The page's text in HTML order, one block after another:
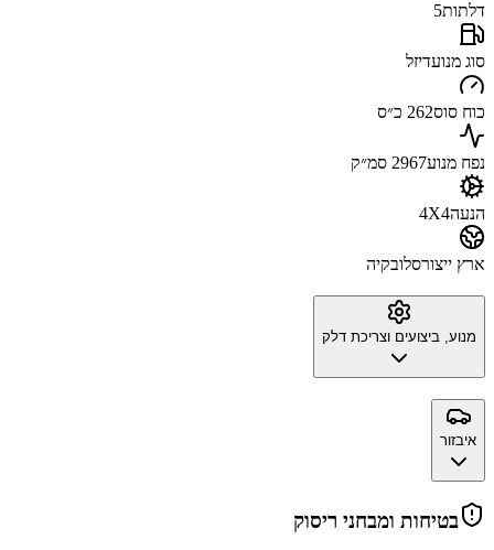
דלתות5
סוג מנועדיזל
כוח סוס262 כ״ס
נפח מנוע2967 סמ״ק
הנעה4X4
ארץ ייצורסלובקיה
מנוע, ביצועים וצריכת דלק
איבזור
בטיחות ומבחני ריסוק